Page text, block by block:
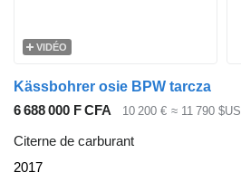
VIDÉO
Kässbohrer osie BPW tarcza
6 688 000 F CFA
10 200 € ≈ 11 790 $US
Citerne de carburant
2017